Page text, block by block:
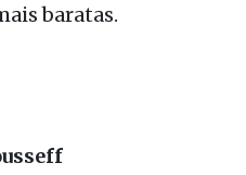
baratas.